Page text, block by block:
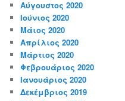
Αύγουστος 2020
Ιούνιος 2020
Μάιος 2020
Απρίλιος 2020
Μάρτιος 2020
Φεβρουάριος 2020
Ιανουάριος 2020
Δεκέμβριος 2019